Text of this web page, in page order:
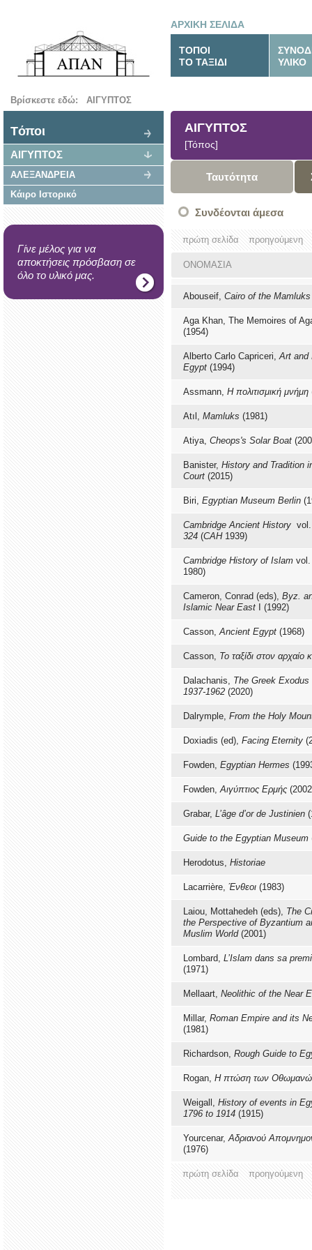
ΑΡΧΙΚΗ ΣΕΛΙΔΑ
ΤΟΠΟΙ
ΤΟ ΤΑΞΙΔΙ
ΥΛΙΚΟ
Βρίσκεστε εδώ: ΑΙΓΥΠΤΟΣ
Tόποι
ΑΙΓΥΠΤΟΣ
ΑΛΕΞΑΝΔΡΕΙΑ
Κάιρο Ιστορικό
Γίνε μέλος για να
αποκτήσεις πρόσβαση σε
όλο το υλικό μας.
ΑΙΓΥΠΤΟΣ
[Τόπος]
Ταυτότητα
Συνδέονται άμεσα
πρώτη σελίδα προηγούμενη
ΟΝΟΜΑΣΙΑ
Abouseif, Cairo of the Mamluks
Aga Khan, The Memoires of
(1954)
Alberto Carlo Capriceri,Art and
Egypt (1994)
Assmann, Η πολιτισμική μνήμη
Atıl, Mamluks (1981)
Atiya, Cheops's Solar Boat
Banister, History and Tradition
Court (2015)
Biri, Egyptian Museum Berlin
Cambridge Ancient History
324 (CAH1939)
Cambridge History of Islam
1980)
Cameron, Conrad (eds), Byz.
Islamic Near East I (1992)
Casson,Ancient Egypt (1968)
Casson, Το ταξίδι στον αρχαίο
Dalachanis, The Greek
1937-1962 (2020)
Dalrymple, From the Holy
Doxiadis (ed), Facing Eternity
Fowden, Egyptian Hermes
Fowden,Αιγύπτιος Ερμής
Grabar, L’âge d’or de Justinien
Guide to the Egyptian Museum
Herodotus, Historiae
Lacarrière, Ένθεοι (1983)
Laiou, Mottahedeh (eds), The
the Perspective of Byzantium
Muslim World(2001)
Lombard, L’Islam dans sa
(1971)
Mellaart, Neolithic of the Near
Millar, Roman Empire and its
(1981)
Richardson, Rough Guide to
Rogan, Η πτώση των
Weigall, Ηistory of events in
1796 to 1914 (1915)
Yourcenar,Αδριανού
(1976)
πρώτη σελίδα προηγούμενη